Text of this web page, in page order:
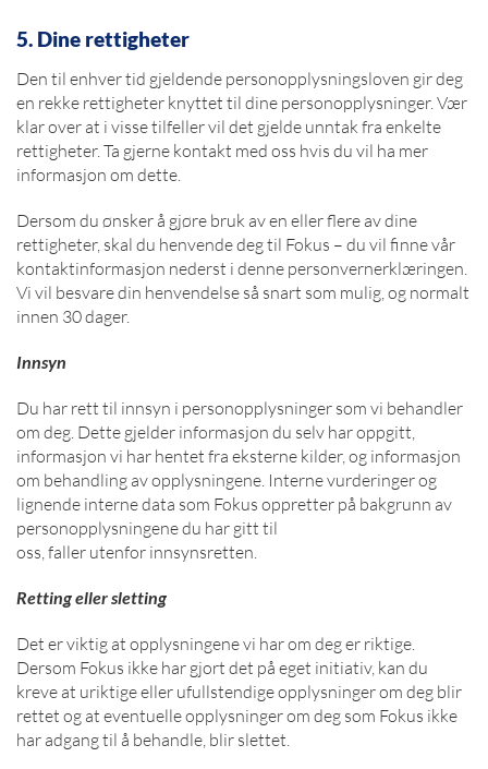
5. Dine rettigheter
Den til enhver tid gjeldende personopplysningsloven gir deg
en rekke rettigheter knyttet til dine personopplysninger. Vær
klar over at i visse tilfeller vil det gjelde unntak fra enkelte
rettigheter. Ta gjerne kontakt med oss hvis du vil ha mer
informasjon om dette.
Dersom du ønsker å gjøre bruk av en eller flere av dine
rettigheter, skal du henvende deg til Fokus – du vil finne vår
kontaktinformasjon nederst i denne personvernerklæringen.
Vi vil besvare din henvendelse så snart som mulig, og normalt
innen 30 dager.
Innsyn
Du har rett til innsyn i personopplysninger som vi behandler
om deg. Dette gjelder informasjon du selv har oppgitt,
informasjon vi har hentet fra eksterne kilder, og informasjon
om behandling av opplysningene. Interne vurderinger og
lignende interne data som Fokus oppretter på bakgrunn av
personopplysningene du har gitt til
oss, faller utenfor innsynsretten.
Retting eller sletting
Det er viktig at opplysningene vi har om deg er riktige.
Dersom Fokus ikke har gjort det på eget initiativ, kan du
kreve at uriktige eller ufullstendige opplysninger om deg blir
rettet og at eventuelle opplysninger om deg som Fokus ikke
har adgang til å behandle, blir slettet.